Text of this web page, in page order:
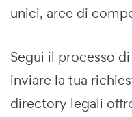
unici, aree di
Segui il processo
inviare la tua
directory legali